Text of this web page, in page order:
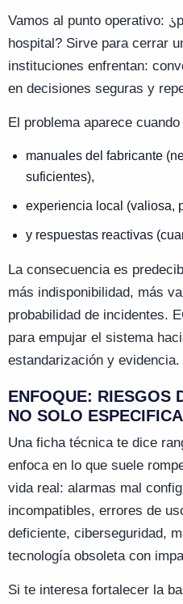
Vamos al punto operativo: ¿
hospital? Sirve para cerrar
instituciones enfrentan:
en decisiones seguras y
El problema aparece
manuales del fabricante
suficientes),
experiencia local (valiosa,
y respuestas reactivas
La consecuencia es
más indisponibilidad, más
probabilidad de incidentes.
para empujar el sistema
estandarización y evidencia.
ENFOQUE: RIESGOS
NO SOLO
Una ficha técnica te dice
enfoca en lo que suele
vida real: alarmas mal
incompatibles, errores de
deficiente, ciberseguridad,
tecnología obsoleta con
Si te interesa fortalecer la